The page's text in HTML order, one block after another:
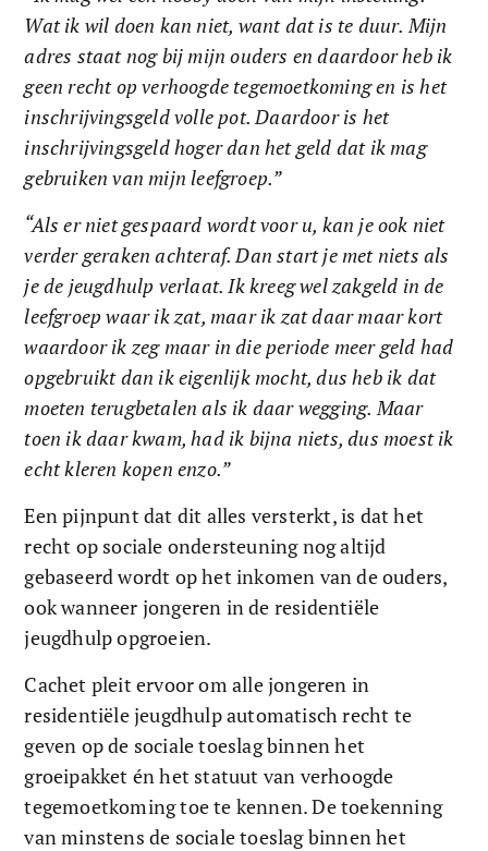
Wat ik wil doen kan niet, want dat is te duur. Mijn
adres staat nog bij mijn ouders en daardoor heb ik
geen recht op verhoogde tegemoetkoming en is het
inschrijvingsgeld volle pot. Daardoor is het
inschrijvingsgeld hoger dan het geld dat ik mag
gebruiken van mijn leefgroep.”
“Als er niet gespaard wordt voor u, kan je ook niet
verder geraken achteraf. Dan start je met niets als
je de jeugdhulp verlaat. Ik kreeg wel zakgeld in de
leefgroep waar ik zat, maar ik zat daar maar kort
waardoor ik zeg maar in die periode meer geld had
opgebruikt dan ik eigenlijk mocht, dus heb ik dat
moeten terugbetalen als ik daar wegging. Maar
toen ik daar kwam, had ik bijna niets, dus moest ik
echt kleren kopen enzo.”
Een pijnpunt dat dit alles versterkt, is dat het
recht op sociale ondersteuning nog altijd
gebaseerd wordt op het inkomen van de ouders,
ook wanneer jongeren in de residentiële
jeugdhulp opgroeien.
Cachet pleit ervoor om alle jongeren in
residentiële jeugdhulp automatisch recht te
geven op de sociale toeslag binnen het
groeipakket én het statuut van verhoogde
tegemoetkoming toe te kennen. De toekenning
van minstens de sociale toeslag binnen het